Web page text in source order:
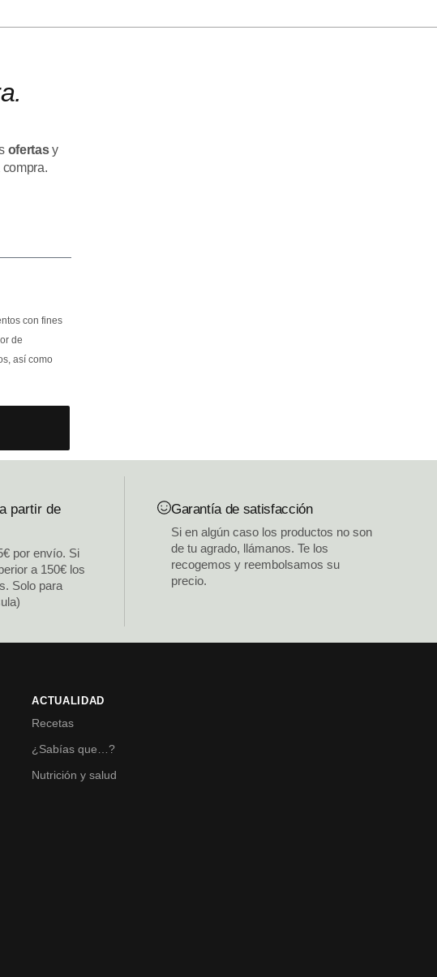
ofertasy
con fines
de
así como
partir de
por envío. Si
a 150€ los
Solo para
Garantía de satisfacción
Si en algún caso los productos no son
de tu agrado, llámanos. Te los
recogemos y reembolsamos su
precio.
ACTUALIDAD
Recetas
¿Sabías que…?
Nutrición y salud